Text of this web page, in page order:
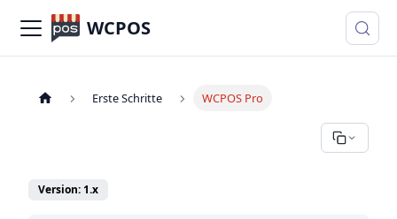
WCPOS
Erste Schritte WCPOS Pro
Version: 1.x